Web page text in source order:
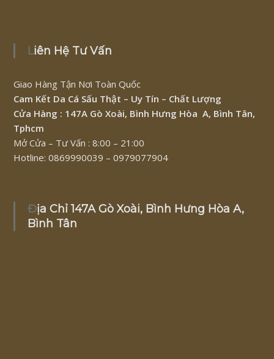
Liên Hệ Tư Vấn
Giao Hàng Tận Nơi Toàn Quốc
Cam Kết Da Cá Sấu Thật – Uy Tín – Chất Lượng
Cửa Hàng : 147A Gò Xoài, Bình Hưng Hòa A, Bình Tân,
Tphcm
Mở Cửa – Tư Vấn : 8:00 – 21:00
Hotline: 0869990039 – 0979077904
Địa Chỉ 147A Gò Xoài, Bình Hưng Hòa A,
Bình Tân